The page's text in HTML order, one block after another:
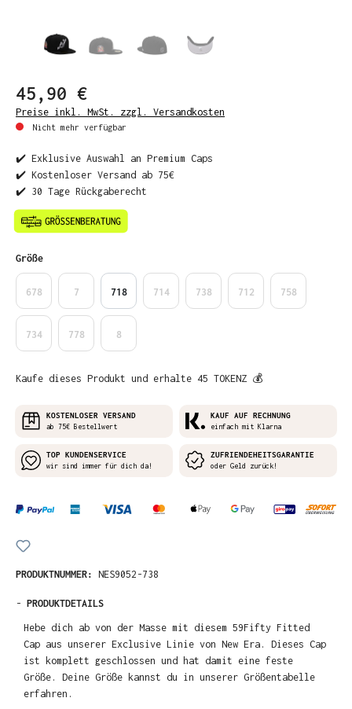
45,90 €
Preise inkl. MwSt. zzgl. Versandkosten
Nicht mehr verfügbar
✔️ Exklusive Auswahl an Premium Caps
✔️ Kostenloser Versand ab 75€
✔️ 30 Tage Rückgaberecht
Größeauswählen
678 7 718 714 738 712 758
734 778 8
Kaufe dieses Produkt und erhalte 45 TOKENZ 💰
KOSTENLOSER VERSAND
ab 75€ Bestellwert
KAUF AUF RECHNUNG
einfach mit Klarna
TOP KUNDENSERVICE
wir sind immer für dich da!
ZUFRIENDEHEITSGARANTIE
oder Geld zurück!
PRODUKTNUMMER: NES9052-738
- PRODUKTDETAILS
Hebe dich ab von der Masse mit diesem 59Fifty Fitted
Cap aus unserer Exclusive Linie von New Era. Dieses Cap
ist komplett geschlossen und hat damit eine feste
Größe. Deine Größe kannst du in unserer Größentabelle
erfahren.